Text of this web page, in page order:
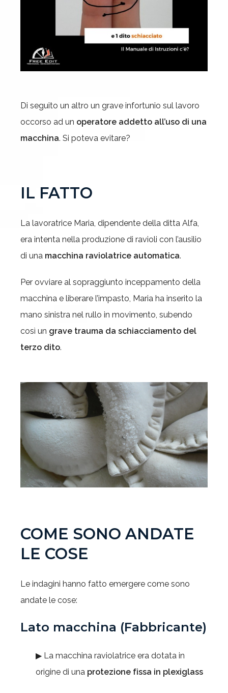
Di seguito un altro un grave infortunio sul lavoro
occorso ad un operatore addetto all’uso di una
macchina. Si poteva evitare?
IL FATTO
La lavoratrice Maria, dipendente della ditta Alfa,
era intenta nella produzione di ravioli con l’ausilio
di una macchina raviolatrice automatica.
Per ovviare al sopraggiunto inceppamento della
macchina e liberare l’impasto, Maria ha inserito la
mano sinistra nel rullo in movimento, subendo
così un grave trauma da schiacciamento del
terzo dito.
COME SONO ANDATE
LE COSE
Le indagini hanno fatto emergere come sono
andate le cose:
Lato macchina (Fabbricante)
▶ La macchina raviolatrice era dotata in
origine di una protezione fissa in plexiglass